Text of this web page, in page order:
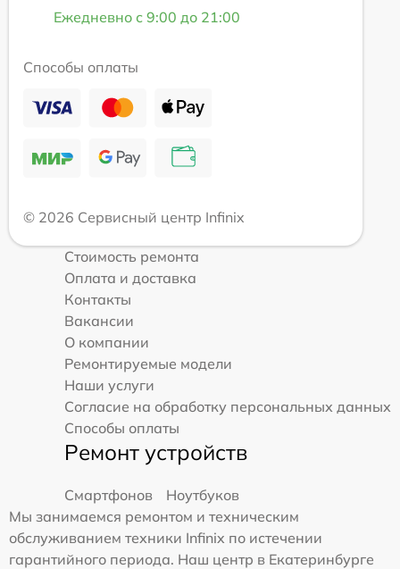
Ежедневно с 9:00 до 21:00
Способы оплаты
© 2026 Сервисный центр Infinix
Стоимость ремонта
Оплата и доставка
Контакты
Вакансии
О компании
Ремонтируемые модели
Наши услуги
Согласие на обработку персональных данных
Способы оплаты
Ремонт устройств
Смартфонов
Ноутбуков
Мы занимаемся ремонтом и техническим
обслуживанием техники Infinix по истечении
гарантийного периода. Наш центр в Екатеринбурге